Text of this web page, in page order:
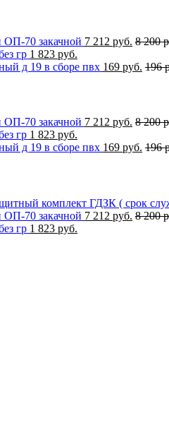
70 закачной 7 212 руб. 8 200
гр 1 823 руб.
д 19 в сборе пвх 169 руб. 196
70 закачной 7 212 руб. 8 200
гр 1 823 руб.
д 19 в сборе пвх 169 руб. 196
комплект ГДЗК ( срок
70 закачной 7 212 руб. 8 200
гр 1 823 руб.